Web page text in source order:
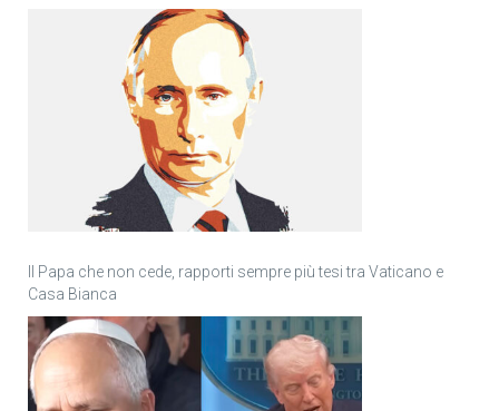
Il Papa che non cede, rapporti sempre più tesi tra Vaticano e
Casa Bianca